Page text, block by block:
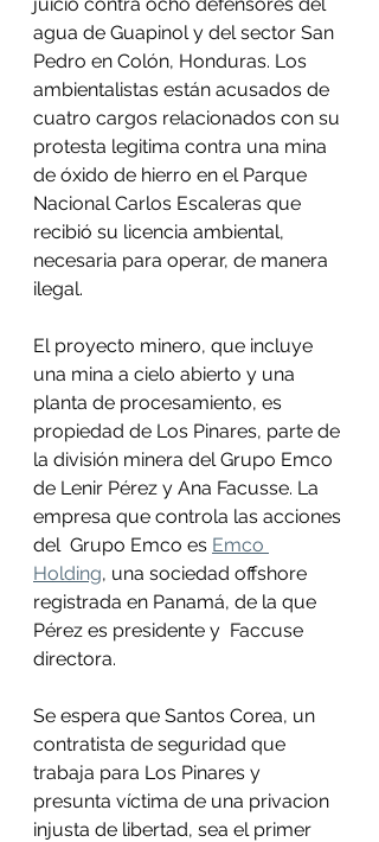
agua de Guapinol y del sector San
Pedro en Colón, Honduras. Los
ambientalistas están acusados de
cuatro cargos relacionados con su
protesta legitima contra una mina
de óxido de hierro en el Parque
Nacional Carlos Escaleras que
recibió su licencia ambiental,
necesaria para operar, de manera
ilegal.
El proyecto minero, que incluye
una mina a cielo abierto y una
planta de procesamiento, es
propiedad de Los Pinares, parte de
la división minera del Grupo Emco
de Lenir Pérez y Ana Facusse. La
empresa que controla las acciones
del  Grupo Emco es Emco
Holding, una sociedad offshore
registrada en Panamá, de la que
Pérez es presidente y  Faccuse
directora.
Se espera que Santos Corea, un
contratista de seguridad que
trabaja para Los Pinares y
presunta víctima de una privacion
injusta de libertad, sea el primer